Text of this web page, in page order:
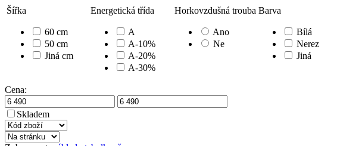
Šířka
60 cm
50 cm
Jiná cm
Energetická třída
A
A-10%
A-20%
A-30%
Horkovzdušná trouba
Ano
Ne
Barva
Bílá
Nerez
Jiná
Cena:
Skladem